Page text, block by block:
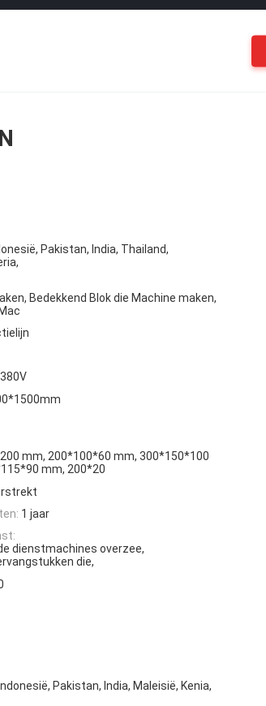
Pakistan, India, Thailand,
Bedekkend Blok die Machine maken,
mm, 200*100*60 mm, 300*150*100
mm, 200*20
1 jaar
dienstmachines overzee,
die,
Pakistan, India, Maleisië, Kenia,